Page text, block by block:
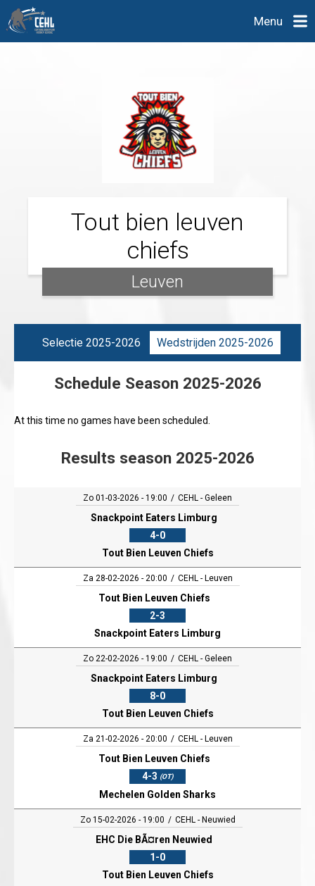
Menu
Tout bien leuven
chiefs
Leuven
Selectie 2025-2026 Wedstrijden 2025-2026
Schedule Season 2025-2026
At this time no games have been scheduled.
Results season 2025-2026
Zo 01-03-2026 - 19:00 CEHL - Geleen
Snackpoint Eaters Limburg
4-0
Tout Bien Leuven Chiefs
Za 28-02-2026 - 20:00 CEHL - Leuven
Tout Bien Leuven Chiefs
2-3
Snackpoint Eaters Limburg
Zo 22-02-2026 - 19:00 CEHL - Geleen
Snackpoint Eaters Limburg
8-0
Tout Bien Leuven Chiefs
Za 21-02-2026 - 20:00 CEHL - Leuven
Tout Bien Leuven Chiefs
4-3 (OT)
Mechelen Golden Sharks
Zo 15-02-2026 - 19:00 CEHL - Neuwied
EHC Die BÃ¤ren Neuwied
1-0
Tout Bien Leuven Chiefs